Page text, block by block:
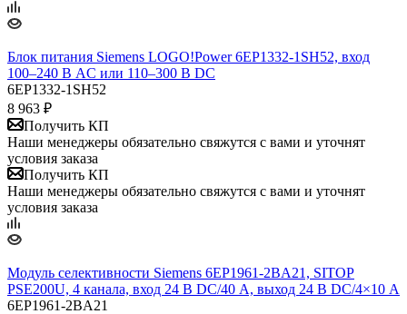
Блок питания Siemens LOGO!Power 6EP1332-1SH52, вход
100–240 В AC или 110–300 В DC
6EP1332-1SH52
8 963 ₽
Получить КП
Наши менеджеры обязательно свяжутся с вами и уточнят
условия заказа
Получить КП
Наши менеджеры обязательно свяжутся с вами и уточнят
условия заказа
​Модуль селективности Siemens 6EP1961-2BA21, SITOP
PSE200U, 4 канала, вход 24 В DC/40 А, выход 24 В DC/4×10 А
6EP1961-2BA21